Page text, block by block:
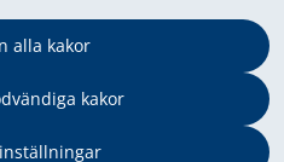
alla kakor
kakor